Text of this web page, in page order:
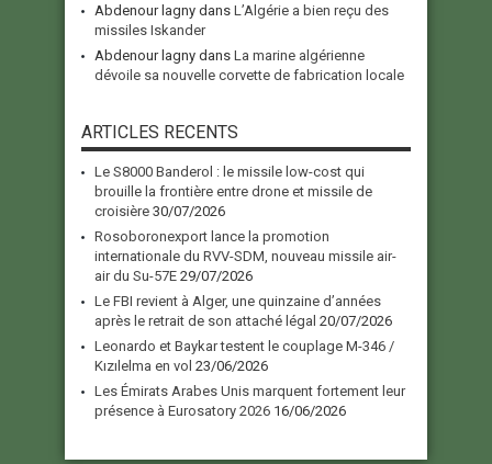
Abdenour lagny dans L’Algérie a bien reçu des
missiles Iskander
Abdenour lagny dans La marine algérienne
dévoile sa nouvelle corvette de fabrication locale
ARTICLES RECENTS
Le S8000 Banderol : le missile low-cost qui
brouille la frontière entre drone et missile de
croisière 30/07/2026
Rosoboronexport lance la promotion
internationale du RVV-SDM, nouveau missile air-
air du Su-57E 29/07/2026
Le FBI revient à Alger, une quinzaine d’années
après le retrait de son attaché légal 20/07/2026
Leonardo et Baykar testent le couplage M-346 /
Kızılelma en vol 23/06/2026
Les Émirats Arabes Unis marquent fortement leur
présence à Eurosatory 2026 16/06/2026